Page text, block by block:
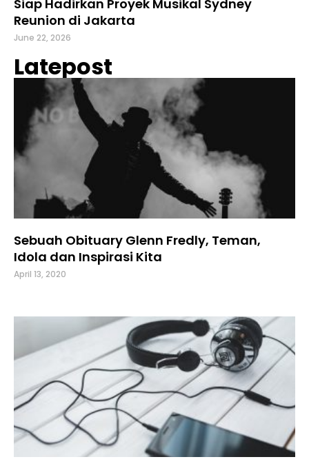
Siap Hadirkan Proyek Musikal Sydney
Reunion di Jakarta
June 22, 2026
Latepost
Sebuah Obituary Glenn Fredly, Teman,
Idola dan Inspirasi Kita
April 13, 2020